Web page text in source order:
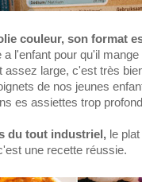
couleur, son format
l'enfant pour qu'il
assez large, c'est très
de nos jeunes
es assiettes trop
du tout industriel, le
une recette réussie.